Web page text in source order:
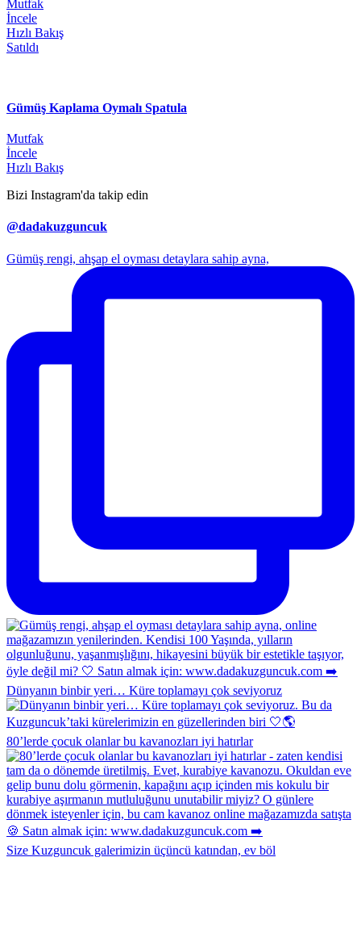
Mutfak
İncele
Hızlı Bakış
Satıldı
Gümüş Kaplama Oymalı Spatula
Mutfak
İncele
Hızlı Bakış
Bizi Instagram'da takip edin
@dadakuzguncuk
Gümüş rengi, ahşap el oyması detaylara sahip ayna,
Dünyanın binbir yeri… Küre toplamayı çok seviyoruz
80’lerde çocuk olanlar bu kavanozları iyi hatırlar
Size Kuzguncuk galerimizin üçüncü katından, ev böl